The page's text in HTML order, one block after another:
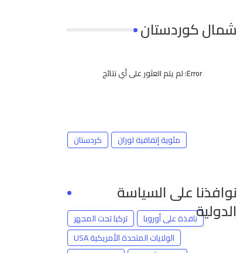
شمال كوردستان
Error: لم يتم العثور على أي نتائج
كردستان مئوية إتفاقية لوزان
نوافذنا على السياسة
الدولية تركيا تحت المجهر
نافذة على أوروبا
الولايات المتحدة الأمريكية USA